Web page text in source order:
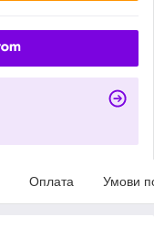
Оплата Умови